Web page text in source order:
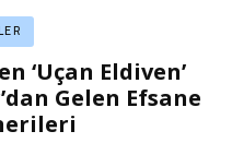
‘Uçan Eldiven’
Gelen Efsane